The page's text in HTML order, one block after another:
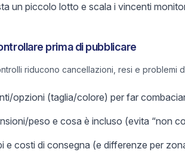
un piccolo lotto e scala i vincenti
prima di pubblicare
riducono cancellazioni, resi e problemi
opzioni (taglia/colore) per far
peso e cosa è incluso (evita “non
e costi di consegna (e differenze per